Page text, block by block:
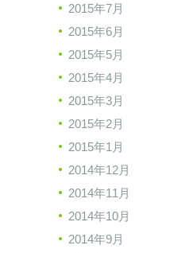
2015年7月
2015年6月
2015年5月
2015年4月
2015年3月
2015年2月
2015年1月
2014年12月
2014年11月
2014年10月
2014年9月